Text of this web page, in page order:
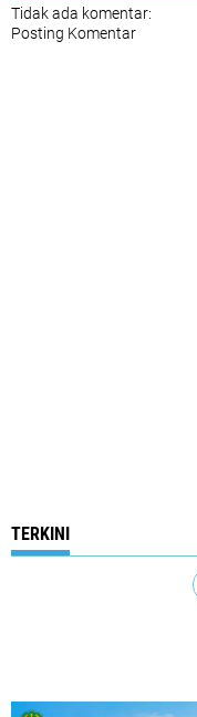
Tidak ada komentar:
Posting Komentar
TERKINI